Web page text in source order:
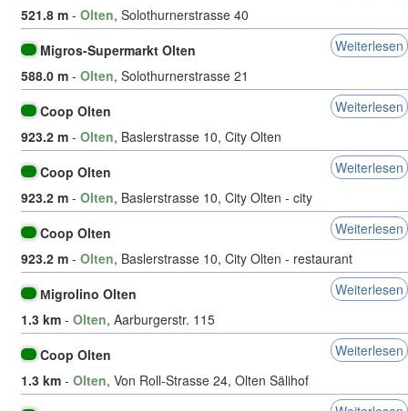
521.8 m - Olten, Solothurnerstrasse 40
Migros-Supermarkt Olten
Weiterlesen
588.0 m - Olten, Solothurnerstrasse 21
Coop Olten
Weiterlesen
923.2 m - Olten, Baslerstrasse 10, City Olten
Coop Olten
Weiterlesen
923.2 m - Olten, Baslerstrasse 10, City Olten - city
Coop Olten
Weiterlesen
923.2 m - Olten, Baslerstrasse 10, City Olten - restaurant
Мigrolino Olten
Weiterlesen
1.3 km - Olten, Aarburgerstr. 115
Coop Olten
Weiterlesen
1.3 km - Olten, Von Roll-Strasse 24, Olten Sälihof